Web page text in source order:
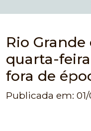
Rio Grande
quarta-
fora de
Publicada em: